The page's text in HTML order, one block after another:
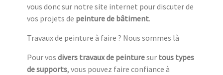
vous donc sur notre site internet pour discuter de
vos projets de peinture de bâtiment.
Travaux de peinture à faire ? Nous sommes là
Pour vos divers travaux de peinturesur tous types
de supports, vous pouvez faire confiance à